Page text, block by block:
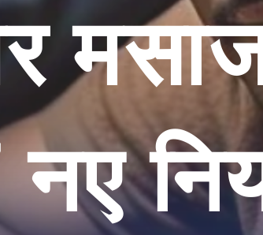
नए